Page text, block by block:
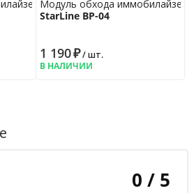
Модуль обхода иммобилайзера
StarLine BP-04
1 190₽/ шт.
В НАЛИЧИИ
0 / 5